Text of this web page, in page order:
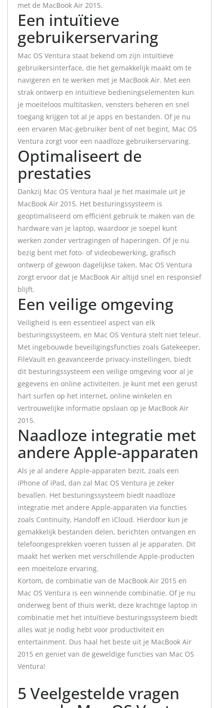
met de MacBook Air 2015.
Een intuïtieve
gebruikerservaring
Mac OS Ventura staat bekend om zijn intuïtieve
gebruikersinterface, die het gemakkelijk maakt om te
navigeren en te werken met je MacBook Air. Met een
strak ontwerp en intuïtieve bedieningselementen kun
je moeiteloos multitasken, vensters beheren en snel
toegang krijgen tot al je apps en bestanden. Of je nu
een ervaren Mac-gebruiker bent of net begint, Mac OS
Ventura zorgt voor een naadloze gebruikerservaring.
Optimaliseert de
prestaties
Dankzij Mac OS Ventura haal je het maximale uit je
MacBook Air 2015. Het besturingssysteem is
geoptimaliseerd om efficiënt gebruik te maken van de
hardware van je laptop, waardoor je soepel kunt
werken zonder vertragingen of haperingen. Of je nu
bezig bent met foto- of videobewerking, grafisch
ontwerp of gewoon dagelijkse taken, Mac OS Ventura
zorgt ervoor dat je MacBook Air altijd snel en responsief
blijft.
Een veilige omgeving
Veiligheid is een essentieel aspect van elk
besturingssysteem, en Mac OS Ventura stelt niet teleur.
Met ingebouwde beveiligingsfuncties zoals Gatekeeper,
FileVault en geavanceerde privacy-instellingen, biedt
dit besturingssysteem een veilige omgeving voor al je
gegevens en online activiteiten. Je kunt met een gerust
hart surfen op het internet, online winkelen en
vertrouwelijke informatie opslaan op je MacBook Air
2015.
Naadloze integratie met
andere Apple-apparaten
Als je al andere Apple-apparaten bezit, zoals een
iPhone of iPad, dan zal Mac OS Ventura je zeker
bevallen. Het besturingssysteem biedt naadloze
integratie met andere Apple-apparaten via functies
zoals Continuity, Handoff en iCloud. Hierdoor kun je
gemakkelijk bestanden delen, berichten ontvangen en
telefoongesprekken voeren tussen al je apparaten. Dit
maakt het werken met verschillende Apple-producten
een moeiteloze ervaring.
Kortom, de combinatie van de MacBook Air 2015 en
Mac OS Ventura is een winnende combinatie. Of je nu
onderweg bent of thuis werkt, deze krachtige laptop in
combinatie met het intuïtieve besturingssysteem biedt
alles wat je nodig hebt voor productiviteit en
entertainment. Dus haal het beste uit je MacBook Air
2015 en geniet van de geweldige functies van Mac OS
Ventura!
5 Veelgestelde vragen